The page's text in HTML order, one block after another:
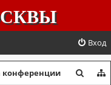
Вход
конференции